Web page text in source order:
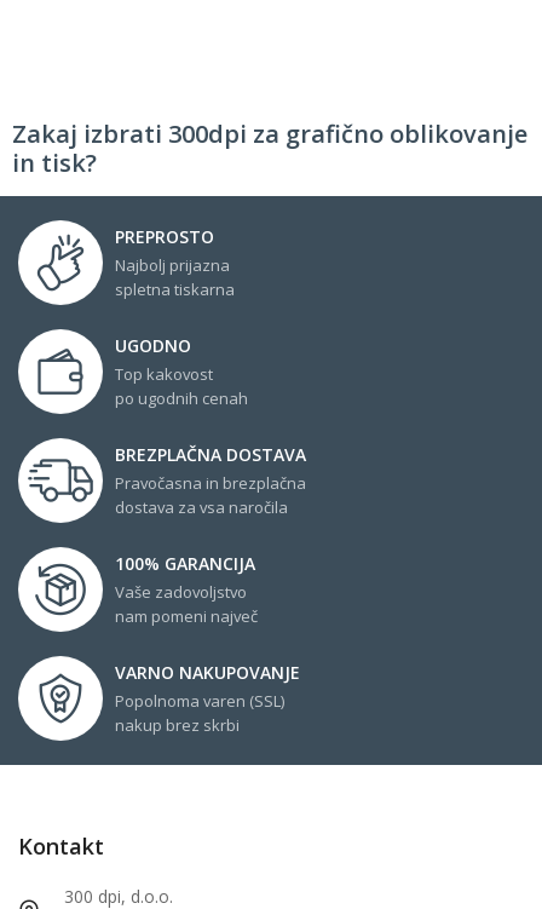
Zakaj izbrati 300dpi za grafično oblikovanje
in tisk?
PREPROSTO
Najbolj prijazna
spletna tiskarna
UGODNO
Top kakovost
po ugodnih cenah
BREZPLAČNA DOSTAVA
Pravočasna in brezplačna
dostava za vsa naročila
100% GARANCIJA
Vaše zadovoljstvo
nam pomeni največ
VARNO NAKUPOVANJE
Popolnoma varen (SSL)
nakup brez skrbi
Kontakt
300 dpi, d.o.o.